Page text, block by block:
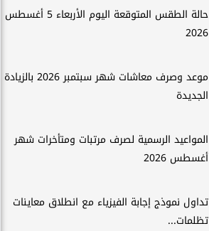
حالة الطقس المتوقعة اليوم الأربعاء 5 أغسطس
2026
موعد وصرف معاشات شهر سبتمبر 2026 بالزيادة
الجديدة
المواعيد الرسمية لصرف مرتبات ومتأخرات شهر
أغسطس 2026
تداول نموذج إجابة الفيزياء مع انطلاق معاينات
تظلمات...